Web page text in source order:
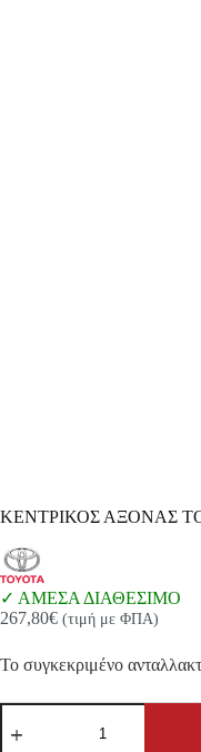
ΚΕΝΤΡΙΚΟΣ ΑΞΟΝΑΣ
ΑΜΕΣΑ ΔΙΑΘΕΣΙΜΟ
267,80€ (τιμή με ΦΠΑ)
Το συγκεκριμένο
ΚΕΝΤΡΙΚΟΣ
ΑΞΟΝΑΣ